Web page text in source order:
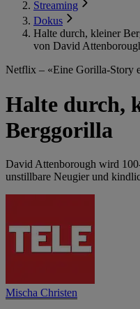
Streaming
Dokus
Halte durch, kleiner
von David
Netflix – «Eine Gorilla-Story
Halte durch,
Berggorilla
David Attenborough wird
unstillbare Neugier und
Mischa Christen